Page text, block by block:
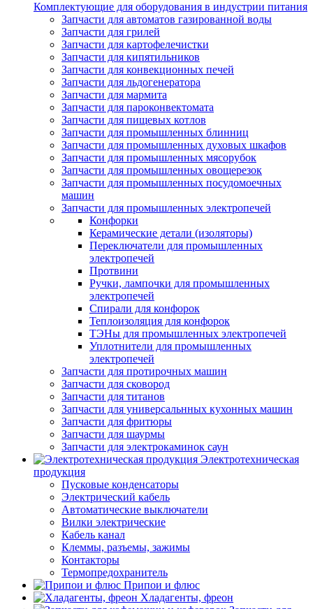
Комплектующие для оборудования в индустрии питания
Запчасти для автоматов газированной воды
Запчасти для грилей
Запчасти для картофелечистки
Запчасти для кипятильников
Запчасти для конвекционных печей
Запчасти для льдогенератора
Запчасти для мармита
Запчасти для пароконвектомата
Запчасти для пищевых котлов
Запчасти для промышленных блинниц
Запчасти для промышленных духовых шкафов
Запчасти для промышленных мясорубок
Запчасти для промышленных овощерезок
Запчасти для промышленных посудомоечных
машин
Запчасти для промышленных электропечей
Конфорки
Керамические детали (изоляторы)
Переключатели для промышленных
электропечей
Протвини
Ручки, лампочки для промышленных
электропечей
Спирали для конфорок
Теплоизоляция для конфорок
ТЭНы для промышленных электропечей
Уплотнители для промышленных
электропечей
Запчасти для протирочных машин
Запчасти для сковород
Запчасти для титанов
Запчасти для универсальнных кухонных машин
Запчасти для фритюры
Запчасти для шаурмы
Запчасти для электрокаминок саун
Электротехническая
продукция
Пусковые конденсаторы
Электрический кабель
Автоматические выключатели
Вилки электрические
Кабель канал
Клеммы, разъемы, зажимы
Контакторы
Термопредохранитель
Припои и флюс
Хладагенты, фреон